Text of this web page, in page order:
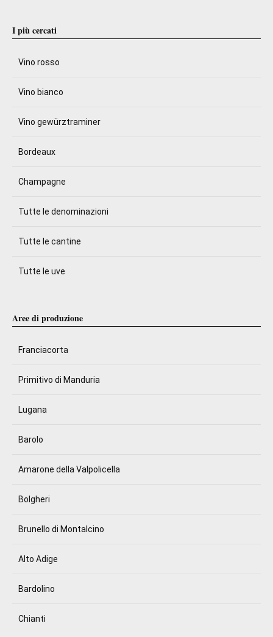
I più cercati
Vino rosso
Vino bianco
Vino gewürztraminer
Bordeaux
Champagne
Tutte le denominazioni
Tutte le cantine
Tutte le uve
Aree di produzione
Franciacorta
Primitivo di Manduria
Lugana
Barolo
Amarone della Valpolicella
Bolgheri
Brunello di Montalcino
Alto Adige
Bardolino
Chianti